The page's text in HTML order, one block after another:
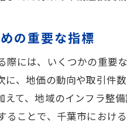
不動産教
教育
成功
地元
成功
の重要な指標
際には、いくつかの重要
に、地価の動向や取引件
て、地域のインフラ整
ることで、千葉市におけ